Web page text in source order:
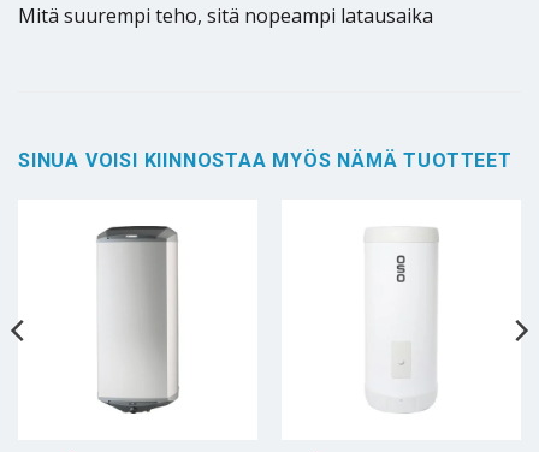
Mitä suurempi teho, sitä nopeampi latausaika
SINUA VOISI KIINNOSTAA MYÖS NÄMÄ TUOTTEET